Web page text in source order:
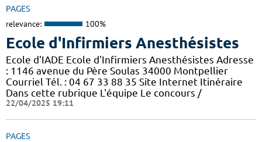
PAGES
relevance: 100%
Ecole d'Infirmiers Anesthésistes
Ecole d'IADE Ecole d'Infirmiers Anesthésistes Adresse
: 1146 avenue du Père Soulas 34000 Montpellier
Courriel Tél. : 04 67 33 88 35 Site Internet Itinéraire
Dans cette rubrique L'équipe Le concours /
22/04/2025 19:11
PAGES